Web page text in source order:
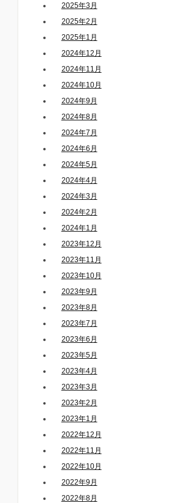
2025年3月
2025年2月
2025年1月
2024年12月
2024年11月
2024年10月
2024年9月
2024年8月
2024年7月
2024年6月
2024年5月
2024年4月
2024年3月
2024年2月
2024年1月
2023年12月
2023年11月
2023年10月
2023年9月
2023年8月
2023年7月
2023年6月
2023年5月
2023年4月
2023年3月
2023年2月
2023年1月
2022年12月
2022年11月
2022年10月
2022年9月
2022年8月